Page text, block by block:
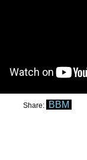
Share: BBM